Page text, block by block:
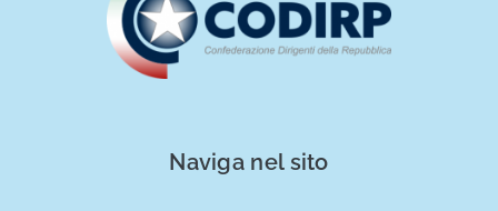
Naviga nel sito